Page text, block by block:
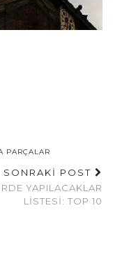
PARÇALAR
SONRAKİ POST
YAPILACAKLAR
LISTESI: TOP 10